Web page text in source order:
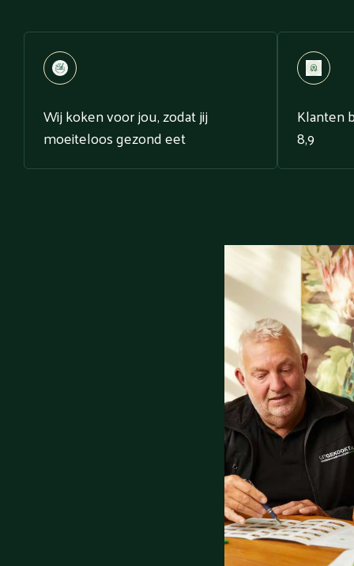
Wij koken voor jou, zodat jij
moeiteloos gezond eet
Klanten
8,9